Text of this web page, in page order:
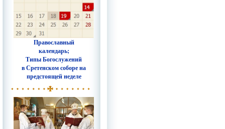
Православный
календарь;
Типы Богослужений
в Сретенском соборе на
предстоящей неделе